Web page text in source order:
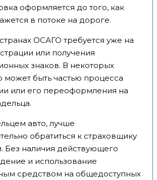
оформляется до того, как
в потоке на дороге.
ОСАГО требуется уже на
или получения
знаков. В некоторых
может быть частью процесса
или его переоформления на
авто, лучше
обратиться к страховщику
Без наличия действующего
и использование
средством на общедоступных